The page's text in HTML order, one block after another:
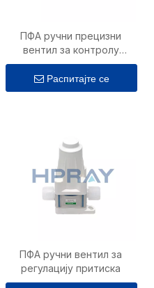
ПФА ручни прецизни
вентил за контролу
протока
Распитајте се
ПФА ручни вентил за
регулацију притиска